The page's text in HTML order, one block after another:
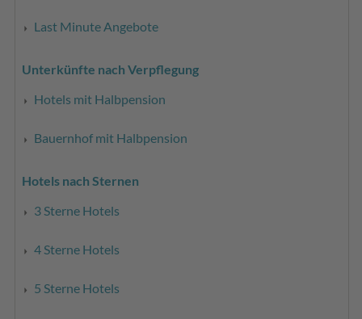
Last Minute Angebote
Unterkünfte nach Verpflegung
Hotels mit Halbpension
Bauernhof mit Halbpension
Hotels nach Sternen
3 Sterne Hotels
4 Sterne Hotels
5 Sterne Hotels